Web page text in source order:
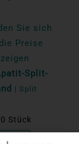
Sie sich
Preise
Split-
| Split
Stück